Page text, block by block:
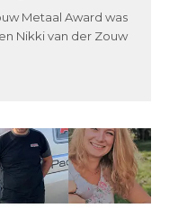
Metaal Award was
Nikki van der Zouw